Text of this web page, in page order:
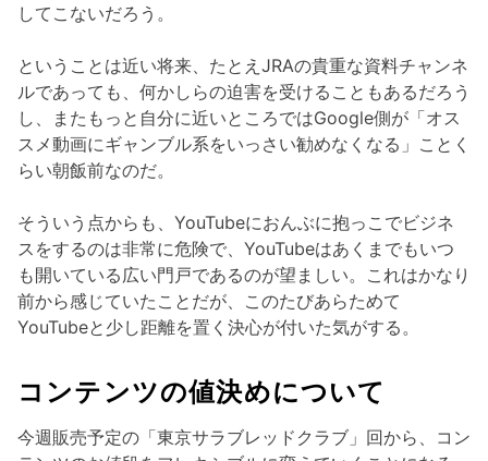
してこないだろう。
ということは近い将来、たとえJRAの貴重な資料チャンネ
ルであっても、何かしらの迫害を受けることもあるだろう
し、またもっと自分に近いところではGoogle側が「オス
スメ動画にギャンブル系をいっさい勧めなくなる」ことく
らい朝飯前なのだ。
そういう点からも、YouTubeにおんぶに抱っこでビジネ
スをするのは非常に危険で、YouTubeはあくまでもいつ
も開いている広い門戸であるのが望ましい。これはかなり
前から感じていたことだが、このたびあらためて
YouTubeと少し距離を置く決心が付いた気がする。
コンテンツの値決めについて
今週販売予定の「東京サラブレッドクラブ」回から、コン